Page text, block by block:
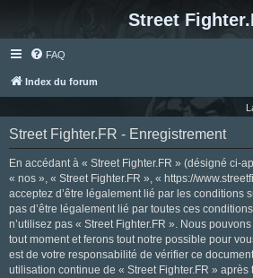
Street
FAQ
Index du forum
Street Fighter.FR - Enregistrement
En accédant à « Street Fighter.FR » (désigné ci-
« nos », « Street Fighter.FR », « https://
acceptez d’être légalement lié par les conditions
pas d’être légalement lié par toutes ces
n’utilisez pas « Street Fighter.FR ». Nous
tout moment et ferons tout notre possible pour
est de votre responsabilité de vérifier ce
utilisation continue de « Street Fighter.FR »